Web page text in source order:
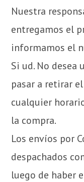
Nuestra
entregamos el
informamos el
Si ud. No desea
pasar a retirar
cualquier
la compra.
Los envíos por
despachados
luego de haber